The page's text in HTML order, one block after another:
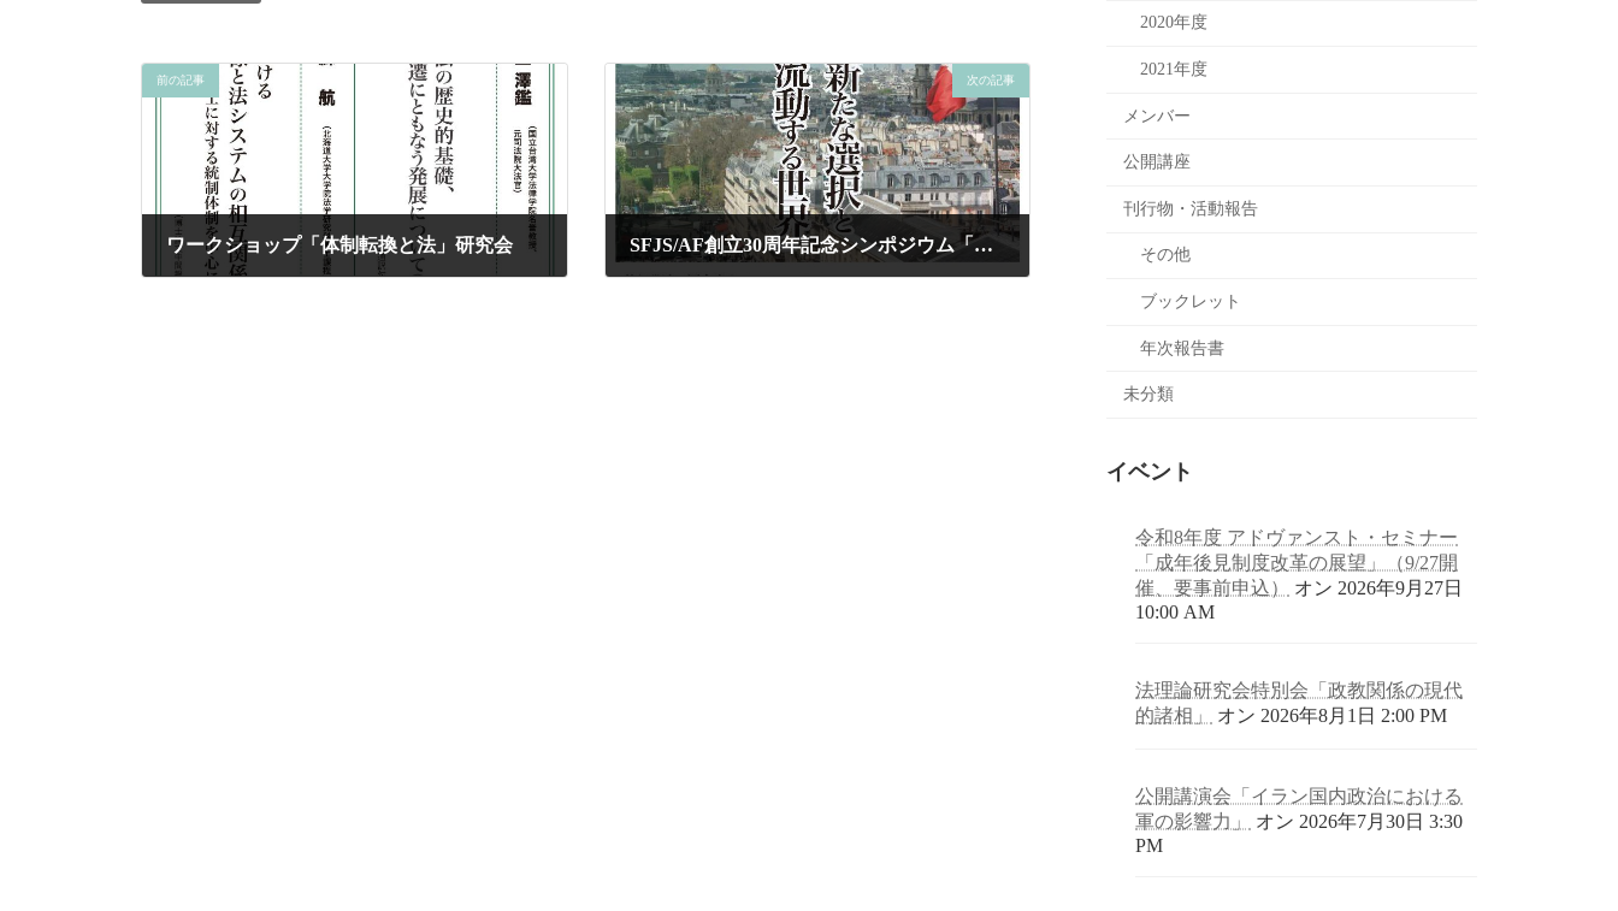
前の記事
ワークショップ「体制転換と法」研究会
次の記事
SFJS/AF創立30周年記念シンポジウム「フランスの新たな選択と流動する世界」
2020年度
2021年度
メンバー
公開講座
刊行物・活動報告
その他
ブックレット
年次報告書
未分類
イベント
令和8年度 アドヴァンスト・セミナー
「成年後見制度改革の展望」（9/27開
催、要事前申込）
オン 2026年9月27日
10:00 AM
法理論研究会特別会「政教関係の現代
的諸相」
オン 2026年8月1日 2:00 PM
公開講演会「イラン国内政治における
軍の影響力」
オン 2026年7月30日 3:30
PM